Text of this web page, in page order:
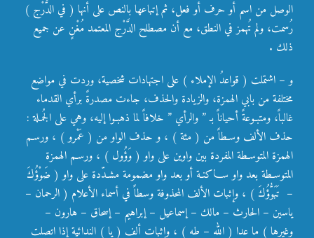
الوصل من اسم أو حرف أو فعل، ثم إتباعها بالنص على أنها ( في الدَّرْج )
رُسمت، ولم تُهمز في النطق، مع أن مصطلح الدَّرْج المعتمد مُغْنٍ عن جميع
ذلك .
و – اشتملت ( قواعدُ الإملاء ) على اجتهادات شخصية، وردت في مواضع
مختلفة من بابي الهمزة، والزيادة والحذف، جاءت مصدرةً برأي القدماء
غالباً، ومتبـوعةً أحياناً بـ ” والرأي ” خلافاً لما ذهبـوا إليه، وهي على الجُمـلة :
حذف الألف وسـطاً من ( مئة ) ، و حذف الواو من ( عَمْرو ) ، ورسـم
الهمزة المتوسـطة المفردة بين واوين على واو ( وَؤُول ) ، ورسـم الهمزة
المتوسـطة بعد واو سـاكنـة أو بعد واو مضمومة مشـدّدة على واو ( ضَوْؤُكَ
– تَبَوُّؤُكَ ) ، وإثبات الألف المحذوفة وسطاً في أسماء الأعلام ( الرحمان –
ياسين – الحارث – مالك – إسماعيل – إبراهيم – إسحاق – هارون –
وغيرها ) ما عدا ( الله – طه ) ، وإثبات ألف ( يا ) الندائية إذا اتصلت